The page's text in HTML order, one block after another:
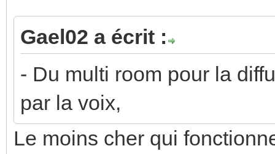
Gael02 a écrit :
- Du multi room pour la
par la voix,
Le moins cher qui